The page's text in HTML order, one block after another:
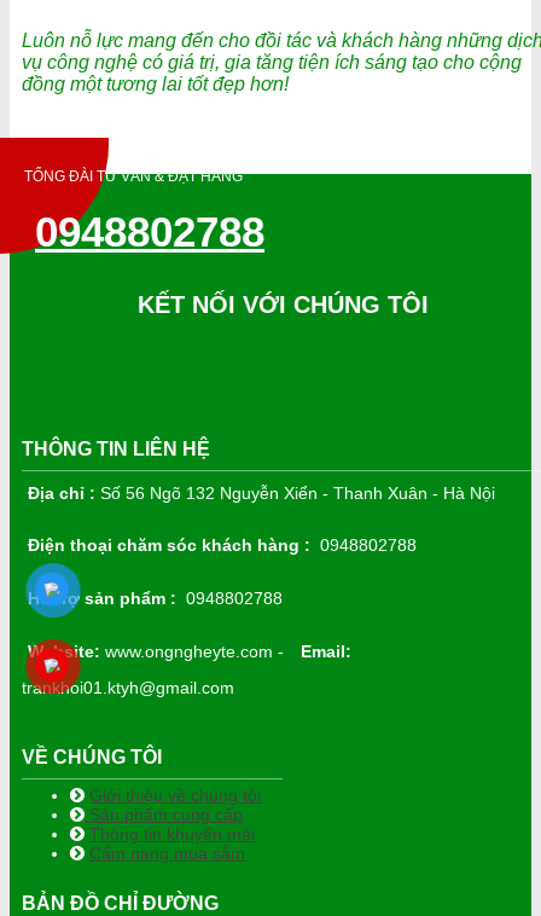
Luôn nỗ lực mang đến cho đồi tác và khách hàng những
vụ công nghệ có giá trị, gia tăng tiện ích sáng tạo cho cộng
đồng một tương lai tốt đẹp hơn!
TỔNG ĐÀI TƯ VẤN & ĐẶT HÀNG
0948802788
KẾT NỐI VỚI CHÚNG TÔI
THÔNG TIN LIÊN HỆ
Địa chỉ : Số 56 Ngõ 132 Nguyễn Xiển - Thanh Xuân - Hà Nội
Điện thoại chăm sóc khách hàng : 0948802788
Hỗ trợ sản phẩm : 0948802788
Website: www.ongngheyte.com -
Email:
trankhoi01.ktyh@gmail.com
VỀ CHÚNG TÔI
Giới thiệu về chúng tôi
Sản phẩm cung cấp
Thông tin khuyến mãi
Cẩm nang mua sắm
BẢN ĐỒ CHỈ ĐƯỜNG